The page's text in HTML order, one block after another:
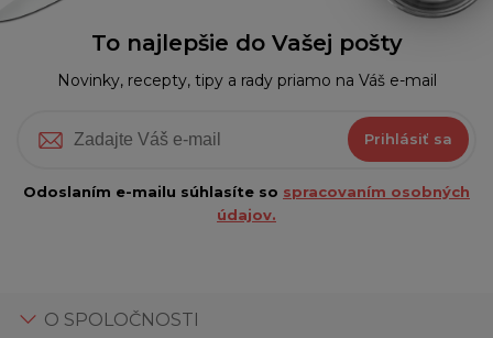
To najlepšie do Vašej pošty
Novinky, recepty, tipy a rady priamo na Váš e-mail
Prihlásiť sa
Odoslaním e-mailu súhlasíte so spracovaním osobných
údajov.
O SPOLOČNOSTI